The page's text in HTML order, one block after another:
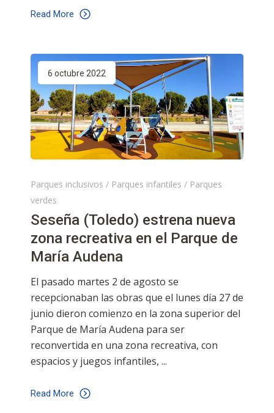
Read More
6 octubre 2022
Parques inclusivos / Parques infantiles / Parques
verdes
Seseña (Toledo) estrena nueva
zona recreativa en el Parque de
María Audena
El pasado martes 2 de agosto se
recepcionaban las obras que el lunes día 27 de
junio dieron comienzo en la zona superior del
Parque de María Audena para ser
reconvertida en una zona recreativa, con
espacios y juegos infantiles,
Read More